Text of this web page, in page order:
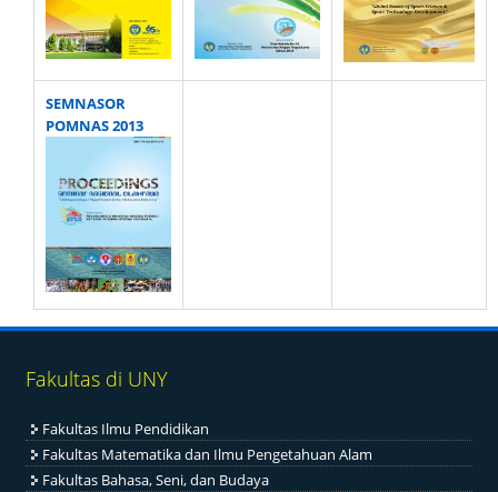
SEMNASOR
POMNAS 2013
Fakultas di UNY
Fakultas Ilmu Pendidikan
Fakultas Matematika dan Ilmu Pengetahuan Alam
Fakultas Bahasa, Seni, dan Budaya